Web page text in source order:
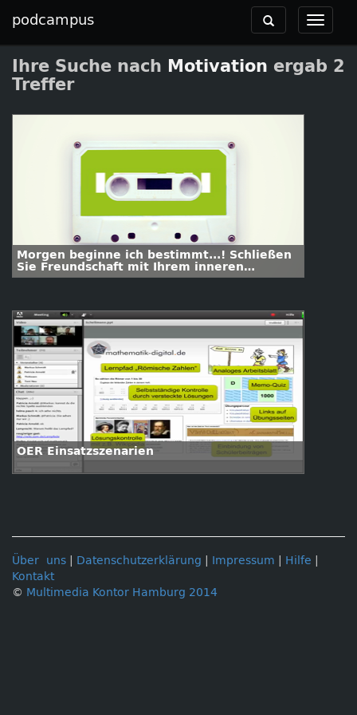
podcampus
Toggle
Toggle
navigation
Ihre Suche nach Motivation ergab 2
Treffer
Morgen beginne ich bestimmt...! Schließen
Sie Freundschaft mit Ihrem inneren
Schweinehund
OER Einsatzszenarien
Über uns Datenschutzerklärung Impressum Hilfe
Kontakt
© Multimedia Kontor Hamburg 2014